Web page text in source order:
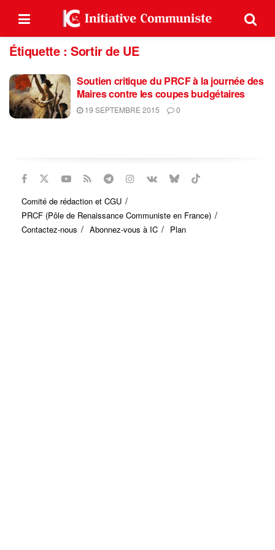
Étiquette :Sortir de UE
Soutien critique du PRCF à la journée des
Maires contre les coupes budgétaires
19 SEPTEMBRE 2015 0
Comité de rédaction et CGU
PRCF (Pôle de Renaissance Communiste en France)
Contactez-nous
Abonnez-vous à IC Plan